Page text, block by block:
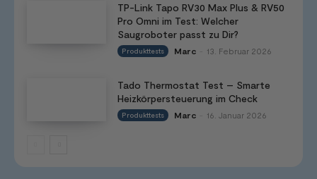
TP-Link Tapo RV30 Max Plus & RV50
Pro Omni im Test: Welcher
Saugroboter passt zu Dir?
Produkttests Marc 13. Februar 2026
Tado Thermostat Test – Smarte
Heizkörpersteuerung im Check
Produkttests Marc 16. Januar 2026